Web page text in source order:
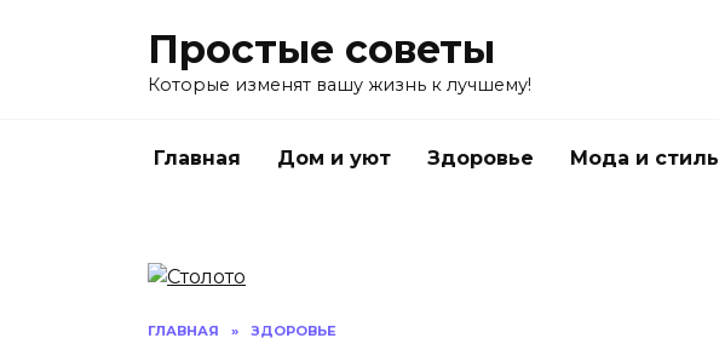
Простые советы
Которые изменят вашу жизнь к лучшему!
Главная Дом и уют Здоровье Мода и стиль
ГЛАВНАЯ » ЗДОРОВЬЕ